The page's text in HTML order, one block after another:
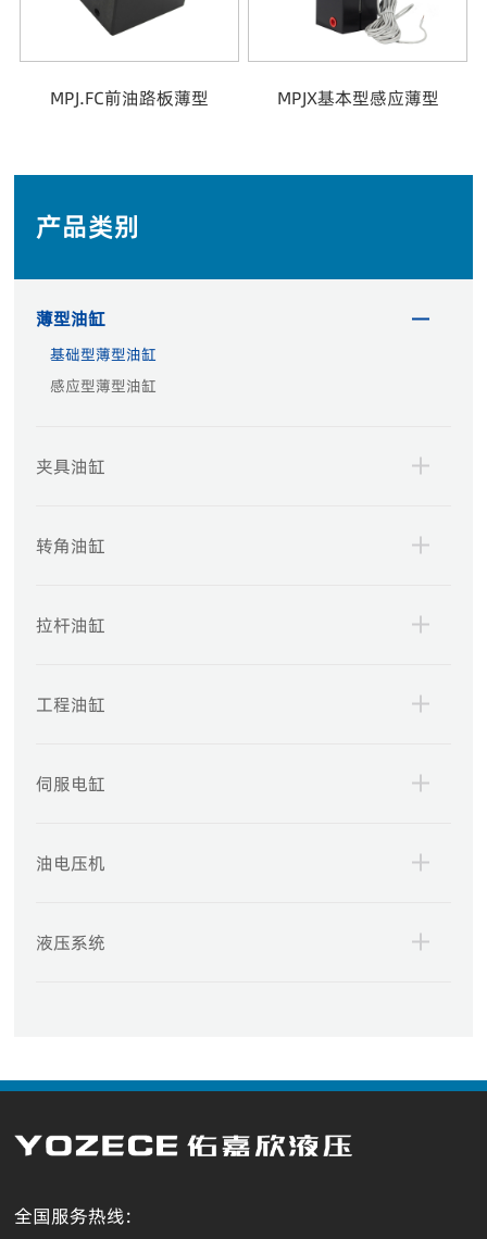
MPJ.FC前油路板薄型 MPJX基本型感应薄型
产品类别
薄型油缸
基础型薄型油缸
感应型薄型油缸
夹具油缸
转角油缸
拉杆油缸
工程油缸
伺服电缸
油电压机
液压系统
全国服务热线: